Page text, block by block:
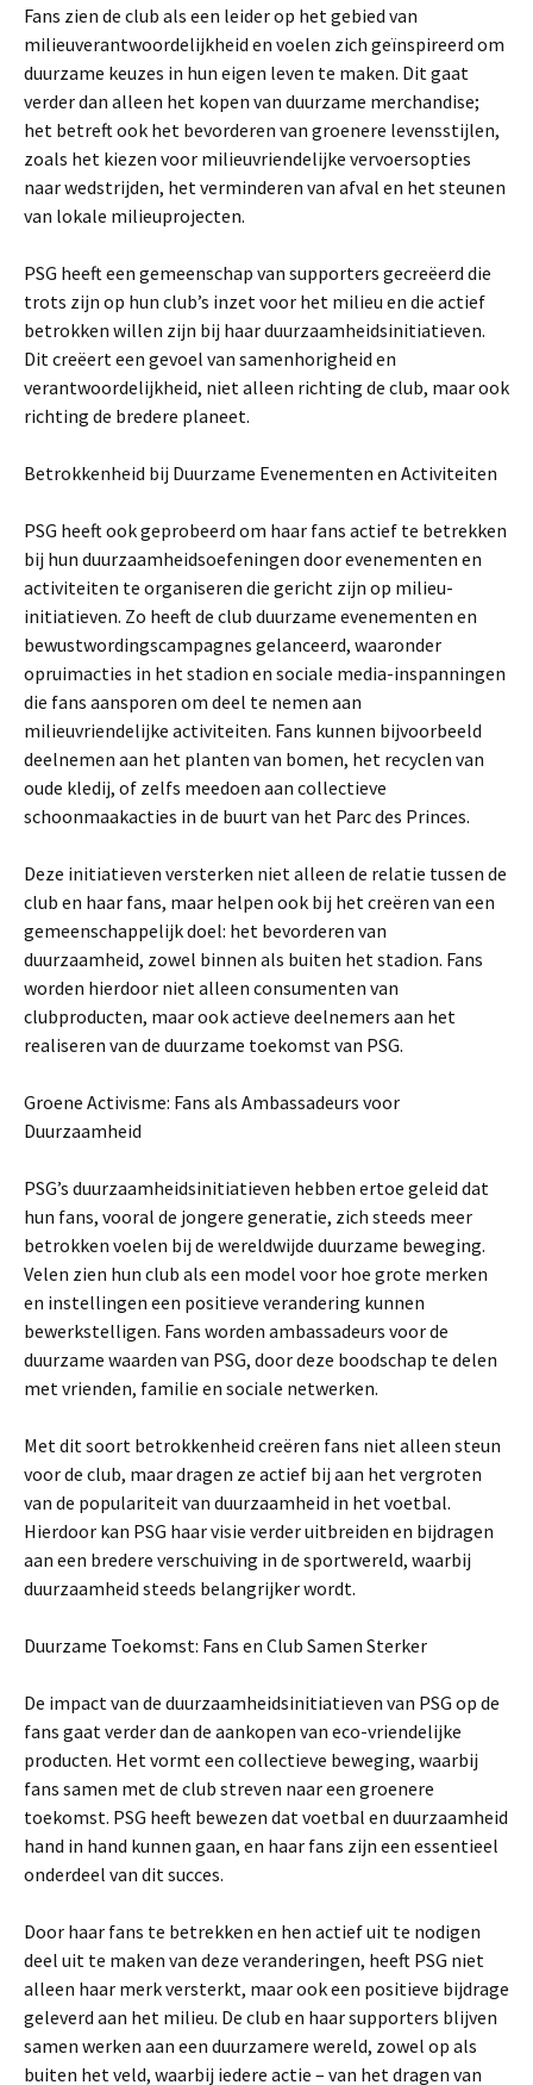
Fans zien de club als een leider op het gebied van
milieuverantwoordelijkheid en voelen zich geïnspireerd om
duurzame keuzes in hun eigen leven te maken. Dit gaat
verder dan alleen het kopen van duurzame merchandise;
het betreft ook het bevorderen van groenere levensstijlen,
zoals het kiezen voor milieuvriendelijke vervoersopties
naar wedstrijden, het verminderen van afval en het steunen
van lokale milieuprojecten.
PSG heeft een gemeenschap van supporters gecreëerd die
trots zijn op hun club’s inzet voor het milieu en die actief
betrokken willen zijn bij haar duurzaamheidsinitiatieven.
Dit creëert een gevoel van samenhorigheid en
verantwoordelijkheid, niet alleen richting de club, maar ook
richting de bredere planeet.
Betrokkenheid bij Duurzame Evenementen en Activiteiten
PSG heeft ook geprobeerd om haar fans actief te betrekken
bij hun duurzaamheidsoefeningen door evenementen en
activiteiten te organiseren die gericht zijn op milieu-
initiatieven. Zo heeft de club duurzame evenementen en
bewustwordingscampagnes gelanceerd, waaronder
opruimacties in het stadion en sociale media-inspanningen
die fans aansporen om deel te nemen aan
milieuvriendelijke activiteiten. Fans kunnen bijvoorbeeld
deelnemen aan het planten van bomen, het recyclen van
oude kledij, of zelfs meedoen aan collectieve
schoonmaakacties in de buurt van het Parc des Princes.
Deze initiatieven versterken niet alleen de relatie tussen de
club en haar fans, maar helpen ook bij het creëren van een
gemeenschappelijk doel: het bevorderen van
duurzaamheid, zowel binnen als buiten het stadion. Fans
worden hierdoor niet alleen consumenten van
clubproducten, maar ook actieve deelnemers aan het
realiseren van de duurzame toekomst van PSG.
Groene Activisme: Fans als Ambassadeurs voor
Duurzaamheid
PSG’s duurzaamheidsinitiatieven hebben ertoe geleid dat
hun fans, vooral de jongere generatie, zich steeds meer
betrokken voelen bij de wereldwijde duurzame beweging.
Velen zien hun club als een model voor hoe grote merken
en instellingen een positieve verandering kunnen
bewerkstelligen. Fans worden ambassadeurs voor de
duurzame waarden van PSG, door deze boodschap te delen
met vrienden, familie en sociale netwerken.
Met dit soort betrokkenheid creëren fans niet alleen steun
voor de club, maar dragen ze actief bij aan het vergroten
van de populariteit van duurzaamheid in het voetbal.
Hierdoor kan PSG haar visie verder uitbreiden en bijdragen
aan een bredere verschuiving in de sportwereld, waarbij
duurzaamheid steeds belangrijker wordt.
Duurzame Toekomst: Fans en Club Samen Sterker
De impact van de duurzaamheidsinitiatieven van PSG op de
fans gaat verder dan de aankopen van eco-vriendelijke
producten. Het vormt een collectieve beweging, waarbij
fans samen met de club streven naar een groenere
toekomst. PSG heeft bewezen dat voetbal en duurzaamheid
hand in hand kunnen gaan, en haar fans zijn een essentieel
onderdeel van dit succes.
Door haar fans te betrekken en hen actief uit te nodigen
deel uit te maken van deze veranderingen, heeft PSG niet
alleen haar merk versterkt, maar ook een positieve bijdrage
geleverd aan het milieu. De club en haar supporters blijven
samen werken aan een duurzamere wereld, zowel op als
buiten het veld, waarbij iedere actie – van het dragen van